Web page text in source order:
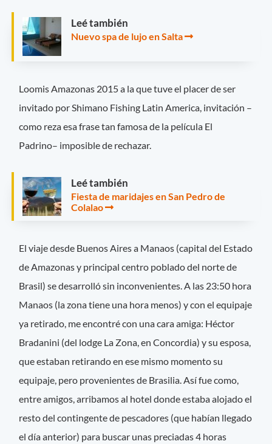
Leé también
Nuevo spa de lujo en Salta
Loomis Amazonas 2015 a la que tuve el placer de ser
invitado por Shimano Fishing Latin America, invitación –
como reza esa frase tan famosa de la película El
Padrino– imposible de rechazar.
Leé también
Fiesta de maridajes en San Pedro de
Colalao
El viaje desde Buenos Aires a Manaos (capital del Estado
de Amazonas y principal centro poblado del norte de
Brasil) se desarrolló sin inconvenientes. A las 23:50 hora
Manaos (la zona tiene una hora menos) y con el equipaje
ya retirado, me encontré con una cara amiga: Héctor
Bradanini (del lodge La Zona, en Concordia) y su esposa,
que estaban retirando en ese mismo momento su
equipaje, pero provenientes de Brasilia. Así fue como,
entre amigos, arribamos al hotel donde estaba alojado el
resto del contingente de pescadores (que habían llegado
el día anterior) para buscar unas preciadas 4 horas